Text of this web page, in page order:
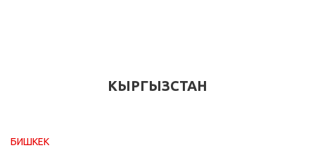
КЫРГЫЗСТАН
БИШКЕК